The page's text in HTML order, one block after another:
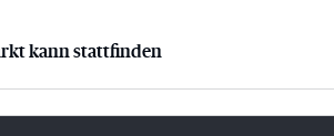
kann stattfinden
kann stattfinden